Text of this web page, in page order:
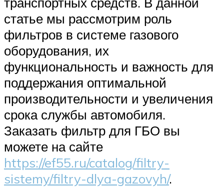
статье мы рассмотрим роль
фильтров в системе газового
оборудования, их
функциональность и важность для
поддержания оптимальной
производительности и увеличения
срока службы автомобиля.
Заказать фильтр для ГБО вы
можете на сайте
https://ef55.ru/catalog/filtry-
sistemy/filtry-dlya-gazovyh/.